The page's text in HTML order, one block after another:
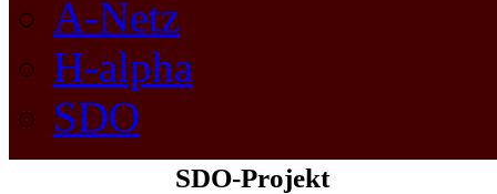
A-Netz
H-alpha
SDO
SDO-Projekt